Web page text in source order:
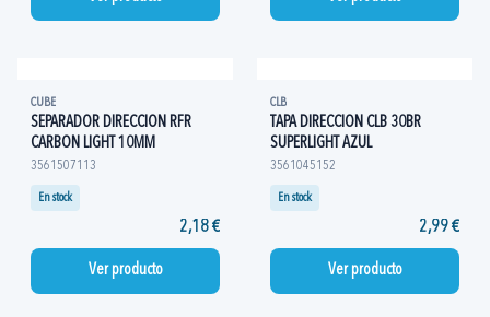
CUBE
SEPARADOR DIRECCION RFR
CARBON LIGHT 10MM
3561507113
En stock
2,18 €
Ver producto
CLB
TAPA DIRECCION CLB 30BR
SUPERLIGHT AZUL
3561045152
En stock
2,99 €
Ver producto